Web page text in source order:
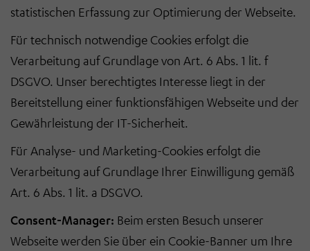
statistischen Erfassung zur Optimierung der Webseite.
Für technisch notwendige Cookies erfolgt die
Verarbeitung auf Grundlage von Art. 6 Abs. 1 lit. f
DSGVO. Unser berechtigtes Interesse liegt in der
Bereitstellung einer funktionsfähigen Webseite und der
Gewährleistung der IT-Sicherheit.
Für Analyse- und Marketing-Cookies erfolgt die
Verarbeitung auf Grundlage Ihrer Einwilligung gemäß
Art. 6 Abs. 1 lit. a DSGVO.
Consent-Manager: Beim ersten Besuch unserer
Webseite werden Sie über ein Cookie-Banner um Ihre